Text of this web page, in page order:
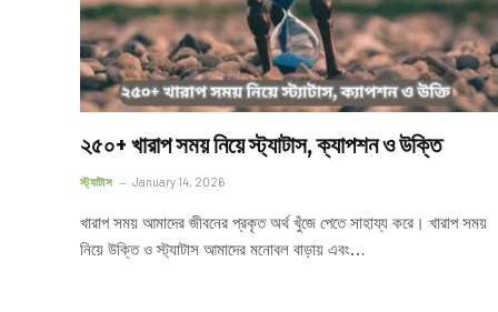
২৫০+ খারাপ সময় নিয়ে স্ট্যাটাস, ক্যাপশন ও উক্তি
স্ট্যাটাস January 14, 2026
খারাপ সময় আমাদের জীবনের প্রকৃত অর্থ খুঁজে পেতে সাহায্য করে। খারাপ সময়
নিয়ে উক্তি ও স্ট্যাটাস আমাদের মনোবল বাড়ায় এবং…